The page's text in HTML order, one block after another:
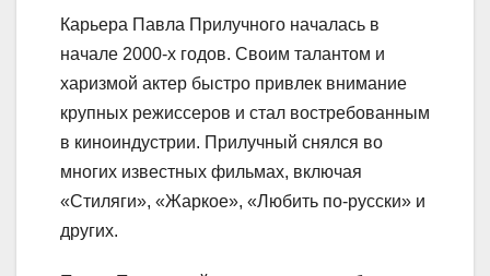
Карьера Павла Прилучного началась в
начале 2000-х годов. Своим талантом и
харизмой актер быстро привлек внимание
крупных режиссеров и стал востребованным
в киноиндустрии. Прилучный снялся во
многих известных фильмах, включая
«Стиляги», «Жаркое», «Любить по-русски» и
других.